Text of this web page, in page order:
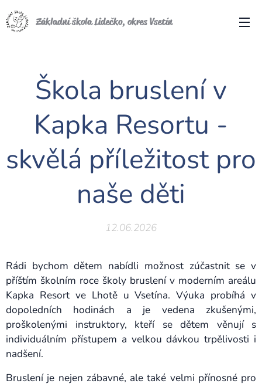
Základní škola Lidečko, okres Vsetín
Škola bruslení v
Kapka Resortu -
skvělá příležitost pro
naše děti
12.06.2026
Rádi bychom dětem nabídli možnost zúčastnit se v
příštím školním roce školy bruslení v moderním areálu
Kapka Resort ve Lhotě u Vsetína. Výuka probíhá v
dopoledních hodinách a je vedena zkušenými,
proškolenými instruktory, kteří se dětem věnují s
individuálním přístupem a velkou dávkou trpělivosti i
nadšení.
Bruslení je nejen zábavné, ale také velmi přínosné pro